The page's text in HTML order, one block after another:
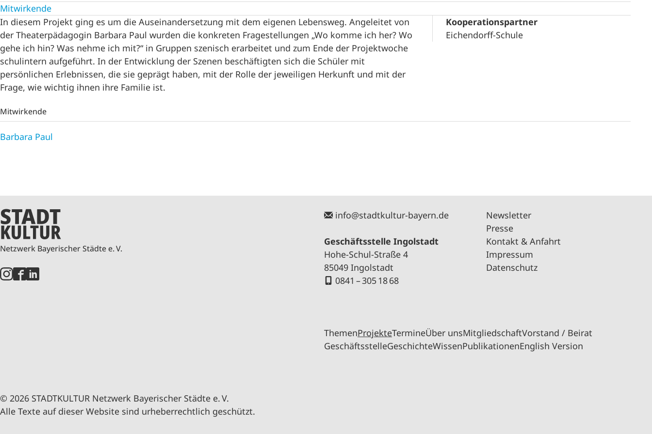
Mitwirkende
In diesem Projekt ging es um die Auseinandersetzung mit dem eigenen Lebensweg. Angeleitet von
der Theaterpädagogin Barbara Paul wurden die konkreten Fragestellungen „Wo komme ich her? Wo
gehe ich hin? Was nehme ich mit?“ in Gruppen szenisch erarbeitet und zum Ende der Projektwoche
schulintern aufgeführt. In der Entwicklung der Szenen beschäftigten sich die Schüler mit
persönlichen Erlebnissen, die sie geprägt haben, mit der Rolle der jeweiligen Herkunft und mit der
Frage, wie wichtig ihnen ihre Familie ist.
Kooperationspartner
Eichendorff-Schule
Mitwirkende
Barbara Paul
Netzwerk Bayerischer Städte e. V.
info@stadtkultur-bayern.de
Geschäftsstelle Ingolstadt
Hohe-Schul-Straße 4
85049 Ingolstadt
0841 – 305 18 68
Newsletter
Presse
Kontakt & Anfahrt
Impressum
Datenschutz
ThemenProjekteTermineÜber unsMitgliedschaftVorstand / Beirat
GeschäftsstelleGeschichteWissenPublikationenEnglish Version
© 2026 STADTKULTUR Netzwerk Bayerischer Städte e. V.
Alle Texte auf dieser Website sind urheberrechtlich geschützt.